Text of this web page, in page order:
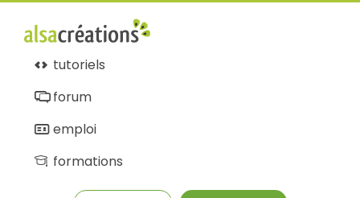
tutoriels
forum
emploi
formations